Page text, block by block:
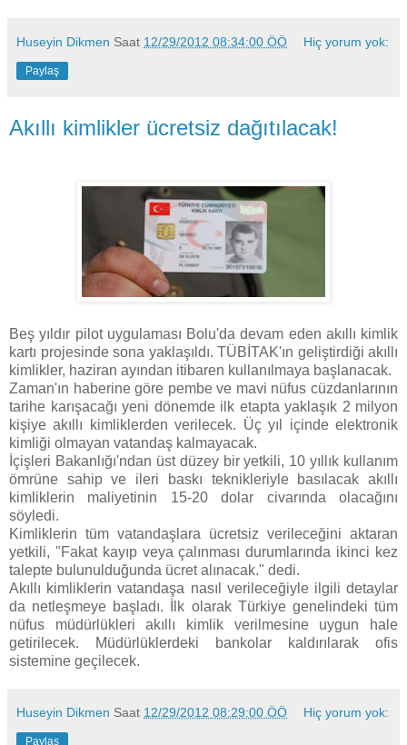
Huseyin Dikmen Saat 12/29/2012 08:34:00 ÖÖ Hiç yorum yok:
Paylaş
Akıllı kimlikler ücretsiz dağıtılacak!
Beş yıldır pilot uygulaması Bolu'da devam eden akıllı kimlik
kartı projesinde sona yaklaşıldı. TÜBİTAK'ın geliştirdiği akıllı
kimlikler, haziran ayından itibaren kullanılmaya başlanacak.
Zaman'ın haberine göre pembe ve mavi nüfus cüzdanlarının
tarihe karışacağı yeni dönemde ilk etapta yaklaşık 2 milyon
kişiye akıllı kimliklerden verilecek. Üç yıl içinde elektronik
kimliği olmayan vatandaş kalmayacak.
İçişleri Bakanlığı'ndan üst düzey bir yetkili, 10 yıllık kullanım
ömrüne sahip ve ileri baskı teknikleriyle basılacak akıllı
kimliklerin maliyetinin 15-20 dolar civarında olacağını
söyledi.
Kimliklerin tüm vatandaşlara ücretsiz verileceğini aktaran
yetkili, "Fakat kayıp veya çalınması durumlarında ikinci kez
talepte bulunulduğunda ücret alınacak." dedi.
Akıllı kimliklerin vatandaşa nasıl verileceğiyle ilgili detaylar
da netleşmeye başladı. İlk olarak Türkiye genelindeki tüm
nüfus müdürlükleri akıllı kimlik verilmesine uygun hale
getirilecek. Müdürlüklerdeki bankolar kaldırılarak ofis
sistemine geçilecek.
Huseyin Dikmen Saat 12/29/2012 08:29:00 ÖÖ Hiç yorum yok:
Paylaş